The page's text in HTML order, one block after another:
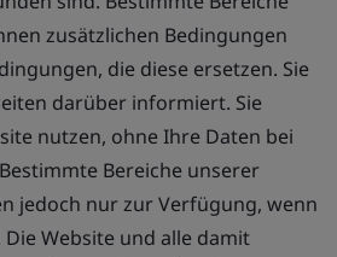
zusätzlichen Bedingungen
die diese ersetzen. Sie
darüber informiert. Sie
nutzen, ohne Ihre Daten bei
Bereiche unserer
jedoch nur zur Verfügung, wenn
Website und alle damit